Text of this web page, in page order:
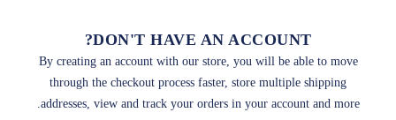
DON'T HAVE AN ACCOUNT?
By creating an account with our store, you will be able to move
through the checkout process faster, store multiple shipping
addresses, view and track your orders in your account and more.